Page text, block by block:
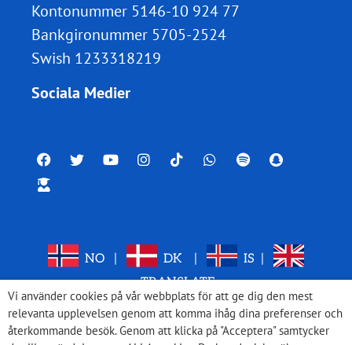
Kontonummer 5146-10 924 77
Bankgironummer 5705-2524
Swish 1233318219
Sociala Medier
NO DK IS
TRANSLATE
Vi använder cookies på vår webbplats för att ge dig den mest
relevanta upplevelsen genom att komma ihåg dina preferenser och
återkommande besök. Genom att klicka på "Acceptera" samtycker